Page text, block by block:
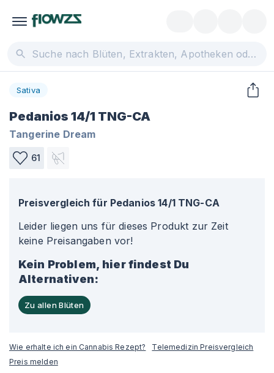
Sativa
Pedanios 14/1 TNG-CA
Tangerine Dream
61
Preisvergleich für Pedanios 14/1 TNG-CA
Leider liegen uns für dieses Produkt zur Zeit
keine Preisangaben vor!
Kein Problem, hier findest Du
Alternativen:
Zu allen Blüten
Wie erhalte ich ein Cannabis Rezept?
Telemedizin Preisvergleich
Preis melden